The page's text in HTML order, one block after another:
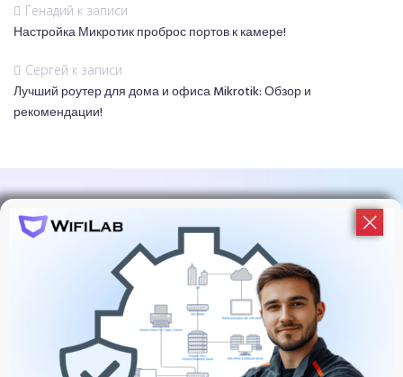
Генадий к записи
Настройка Микротик проброс портов к камере!
Сергей к записи
Лучший роутер для дома и офиса Mikrotik: Обзор и
рекомендации!
Подпишитесь На Обновления
WiFiLab!
У нас много событий и активностей, узнавайте об
этом первыми!